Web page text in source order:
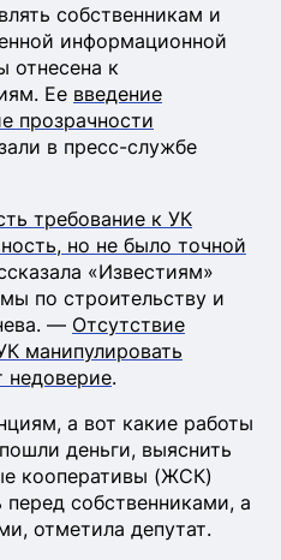
собственникам и
информационной
отнесена к
Ее введение
прозрачности
в пресс-службе
требование к УК
но не было точной
«Известиям»
по строительству и
— Отсутствие
манипулировать
недоверие.
а вот какие работы
деньги, выяснить
кооперативы (ЖСК)
собственниками, а
отметила депутат.